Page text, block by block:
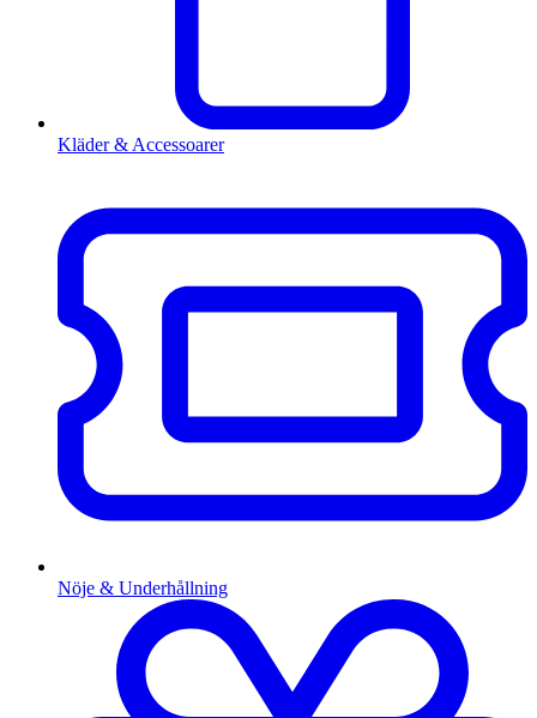
Kläder & Accessoarer
Nöje & Underhållning